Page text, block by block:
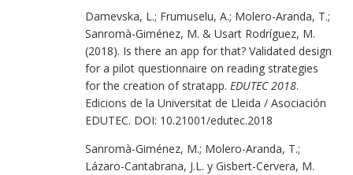
Damevska, L.; Frumuselu, A.; Molero-Aranda, T.;
Sanromà-Giménez, M. & Usart Rodríguez, M.
(2018). Is there an app for that? Validated design
for a pilot questionnaire on reading strategies
for the creation of stratapp. EDUTEC 2018.
Edicions de la Universitat de Lleida / Asociación
EDUTEC. DOI: 10.21001/edutec.2018
Sanromà-Giménez, M.; Molero-Aranda, T.;
Lázaro-Cantabrana, J.L. y Gisbert-Cervera, M.